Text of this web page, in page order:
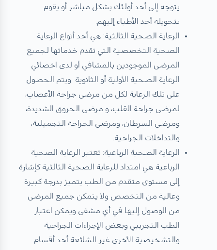
يتوجه إلى أحد أولئك بشكل مباشر أو يقوم
بتحويله أحد الأطباء إليهم.
الرعاية الصحية الثالثية: هي أحد أنواع الرعاية
الصحية التخصصية التي تقدم خدماتها لجميع
المرضى الموجودين بالمشافي أو لدى اخصائي
الرعاية الصحية الأولية أو الثانوية ويتم الحصول
على تلك الرعاية لكل من مرضى جراحة الأعصاب،
لمرضى جراحة القلب، و مرضى الحروق الشديدة،
ومرضى السرطان، ومرضى الجراحة التجميلية،
والتداخلات الجراحية.
الرعاية الصحية الرباعية: تعتبر الرعاية الصحية
الرباعية هي امتداد للرعاية الصحية الثالثية كإشارة
إلى مستوى متقدم من الطب يتميز بدرجة كبيرة
وعالية من التخصص ولا يتمكن جميع المرضى
من الوصول إليها في أي مشفى ويمكن اعتبار
الطب التجريبي وبعض الإجراءات الجراحية
والتشخيصية الأخرى غير الشائعة أحد أقسام